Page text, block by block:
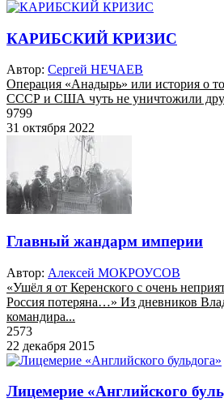
КАРИБСКИЙ КРИЗИС
Автор: Сергей НЕЧАЕВ
Операция «Анадырь» или история о
СССР и США чуть не уничтожили
9799
31 октября 2022
Главный жандарм империи
Автор: Алексей МОКРОУСОВ
«Ушёл я от Керенского с очень
Россия потеряна…» Из дневников
командира...
2573
22 декабря 2015
Лицемерие «Английского